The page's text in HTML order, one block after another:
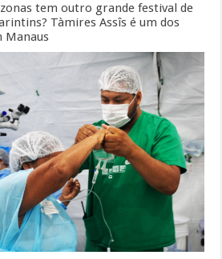
tem outro grande festival de
Tàmires Assîs é um dos
Manaus